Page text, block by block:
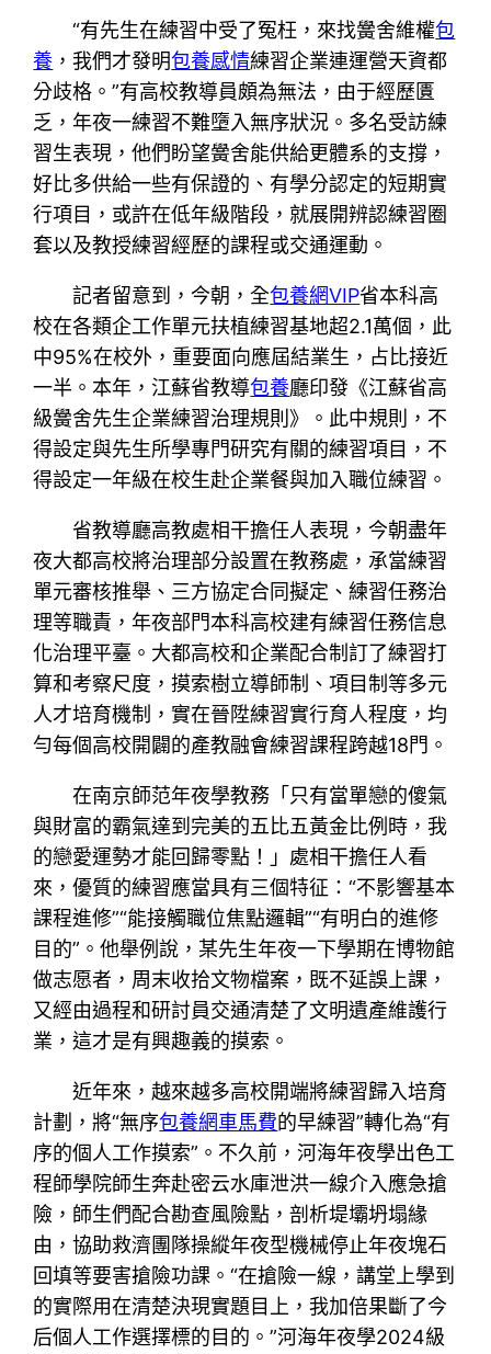
“有先生在練習中受了冤枉，來找黌舍維權包
養 ，我們才發明包養感情練習企業連運營天資都
分歧格。”有高校教導員頗為無法，由于經歷匱
乏，年夜一練習不難墮入無序狀況。多名受訪練
習生表現，他們盼望黌舍能供給更體系的支撐，
好比多供給一些有保證的、有學分認定的短期實
行項目，或許在低年級階段，就展開辨認練習圈
套以及教授練習經歷的課程或交通運動。
記者留意到，今朝，全包養網VIP省本科高
校在各類企工作單元扶植練習基地超2.1萬個，此
中95%在校外，重要面向應屆結業生，占比接近
一半。本年，江蘇省教導包養廳印發《江蘇省高
級黌舍先生企業練習治理規則》。此中規則，不
得設定與先生所學專門研究有關的練習項目，不
得設定一年級在校生赴企業餐與加入職位練習。
省教導廳高教處相干擔任人表現，今朝盡年
夜大都高校將治理部分設置在教務處，承當練習
單元審核推舉、三方協定合同擬定、練習任務治
理等職責，年夜部門本科高校建有練習任務信息
化治理平臺。大都高校和企業配合制訂了練習打
算和考察尺度，摸索樹立導師制、項目制等多元
人才培育機制，實在晉陞練習實行育人程度，均
勻每個高校開闢的產教融會練習課程跨越18門。
在南京師范年夜學教務「只有當單戀的傻氣
與財富的霸氣達到完美的五比五黃金比例時，我
的戀愛運勢才能回歸零點！」處相干擔任人看
來，優質的練習應當具有三個特征：“不影響基本
課程進修”“能接觸職位焦點邏輯”“有明白的進修
目的”。他舉例說，某先生年夜一下學期在博物館
做志愿者，周末收拾文物檔案，既不延誤上課，
又經由過程和研討員交通清楚了文明遺產維護行
業，這才是有興趣義的摸索。
近年來，越來越多高校開端將練習歸入培育
計劃，將“無序包養網車馬費的早練習”轉化為“有
序的個人工作摸索”。不久前，河海年夜學出色工
程師學院師生奔赴密云水庫泄洪一線介入應急搶
險，師生們配合勘查風險點，剖析堤壩坍塌緣
由，協助救濟團隊操縱年夜型機械停止年夜塊石
回填等要害搶險功課。“在搶險一線，講堂上學到
的實際用在清楚決現實題目上，我加倍果斷了今
后個人工作選擇標的目的。”河海年夜學2024級